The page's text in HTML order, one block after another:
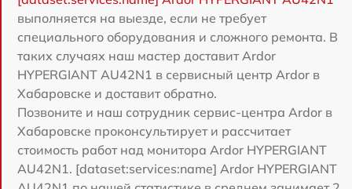
выполняется на выезде, если не требует
специального оборудования и сложного ремонта. В
таких случаях наш мастер доставит Ardor
HYPERGIANT AU42N1 в сервисный центр Ardor в
Хабаровске и доставит обратно.
Позвоните и наш сотрудник сервис-центра Ardor в
Хабаровске проконсультирует и рассчитает
стоимость работ над монитора Ardor HYPERGIANT
AU42N1. [dataset:services:name] Ardor HYPERGIANT